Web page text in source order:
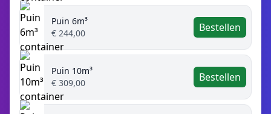
Puin 6m³
€ 244,00
Bestellen
Puin 10m³
€ 309,00
Bestellen